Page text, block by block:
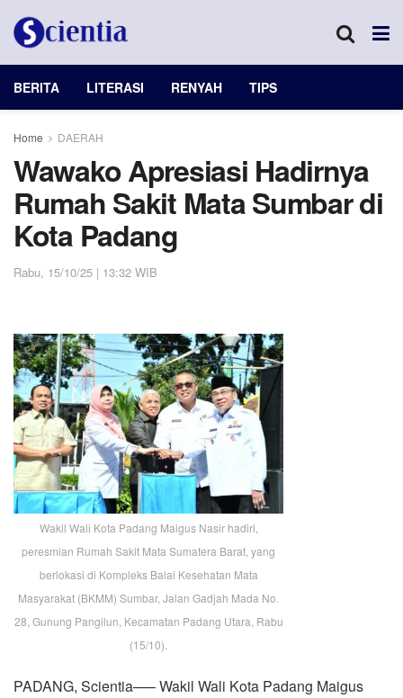
BERITA LITERASI RENYAH TIPS
Home DAERAH
Wawako Apresiasi Hadirnya
Rumah Sakit Mata Sumbar di
Kota Padang
Rabu, 15/10/25 | 13:32 WIB
Wakil Wali Kota Padang Maigus Nasir hadiri,
peresmian Rumah Sakit Mata Sumatera Barat, yang
berlokasi di Kompleks Balai Kesehatan Mata
Masyarakat (BKMM) Sumbar, Jalan Gadjah Mada No.
28, Gunung Pangilun, Kecamatan Padang Utara, Rabu
(15/10).
PADANG, Scientia—– Wakil Wali Kota Padang Maigus